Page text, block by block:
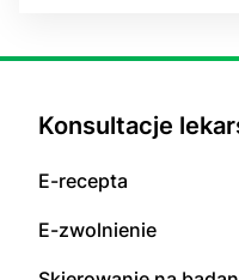
Konsultacje
E-recepta
E-zwolnienie